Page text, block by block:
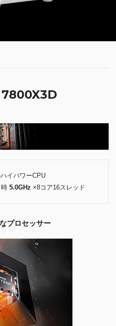
イパワーCPU
5.0GHz ×8コア16スレッド
プロセッサー